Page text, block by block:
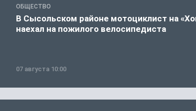
ОБЩЕСТВО
В Сысольском районе мотоциклист на
наехал на пожилого велосипедиста
07 августа 10:00